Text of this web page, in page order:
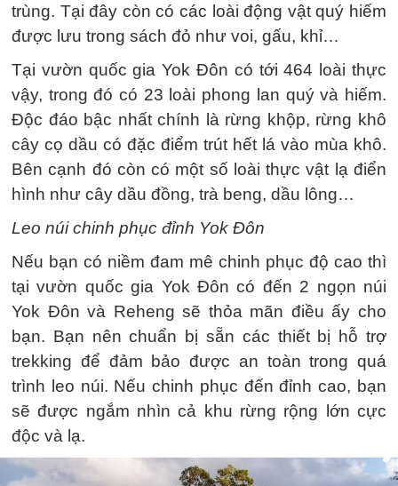
trùng. Tại đây còn có các loài động vật quý hiếm
được lưu trong sách đỏ như voi, gấu, khỉ…
Tại vườn quốc gia Yok Đôn có tới 464 loài thực
vậy, trong đó có 23 loài phong lan quý và hiếm.
Độc đáo bậc nhất chính là rừng khộp, rừng khô
cây cọ dầu có đặc điểm trút hết lá vào mùa khô.
Bên cạnh đó còn có một số loài thực vật lạ điển
hình như cây dầu đồng, trà beng, dầu lông…
Leo núi chinh phục đỉnh Yok Đôn
Nếu bạn có niềm đam mê chinh phục độ cao thì
tại vườn quốc gia Yok Đôn có đến 2 ngọn núi
Yok Đôn và Reheng sẽ thỏa mãn điều ấy cho
bạn. Bạn nên chuẩn bị sẵn các thiết bị hỗ trợ
trekking để đảm bảo được an toàn trong quá
trình leo núi. Nếu chinh phục đến đỉnh cao, bạn
sẽ được ngắm nhìn cả khu rừng rộng lớn cực
độc và lạ.